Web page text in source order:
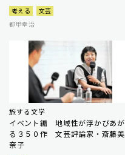
考える
文芸
都甲幸治
旅する文学
イベント編 地域性が浮かびあが
る３５０作 文芸評論家・斎藤美
奈子